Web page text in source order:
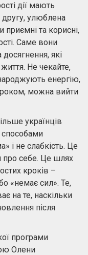
дії мають
другу, улюблена
та корисні,
Саме вони
які
Не чекайте,
енергію,
можна вийти
українців
способами
і не слабкість. Це
про себе. Це шлях
кроків –
«немає сил». Те,
на те, наскільки
після
програми
Олени